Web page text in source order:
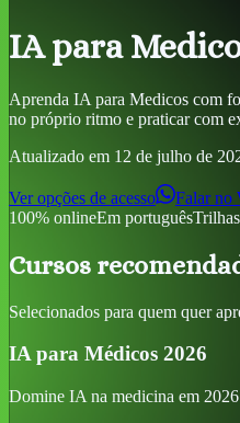
IA para
Aprenda IA para Medicos com
no próprio ritmo e praticar com
Atualizado em 12 de julho de
Ver opções de acesso
Falar no
100% onlineEm português
Cursos
Selecionados para quem quer
IA para Médicos 2026
Domine IA na medicina em